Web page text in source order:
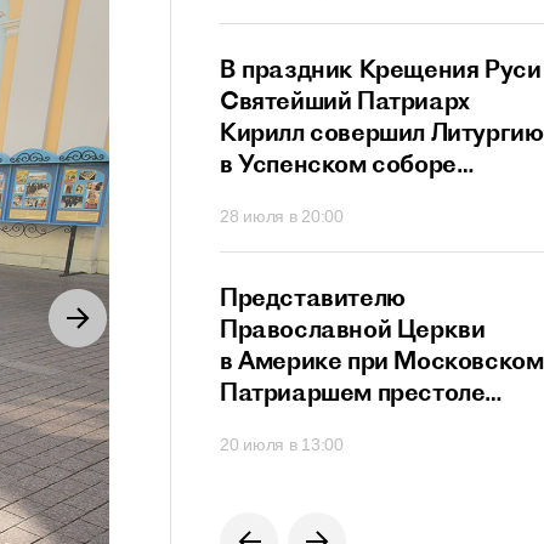
сан
Патриарх
совета
за рубежом
Патриарх
работу
Высшего
Совета
В праздник Крещения Руси
Святейший Патриарх
Кирилл совершил Литургию
в Успенском соборе
28 июля в 20:00
Представителю
Православной Церкви
в Америке при Московском
Патриаршем престоле
Сергия Радонежского
20 июля в 13:00